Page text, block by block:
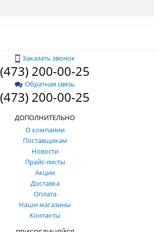
Заказать звонок
(473) 200-00-25
Обратная связь
(473) 200-00-25
ДОПОЛНИТЕЛЬНО
О компании
Поставщикам
Новости
Прайс-листы
Акции
Доставка
Оплата
Наши магазины
Контакты